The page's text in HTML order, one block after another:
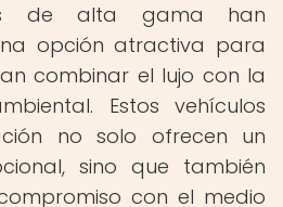
de alta gama han
opción atractiva para
combinar el lujo con la
Estos vehículos
no solo ofrecen un
sino que también
con el medio